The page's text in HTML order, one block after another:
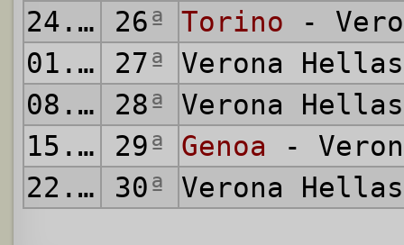
24.04.1977
26ª Torino -
01.05.1977
27ª
Verona
08.05.1977
28ª
Verona
15.05.1977
29ª Genoa -
22.05.1977
30ª Verona